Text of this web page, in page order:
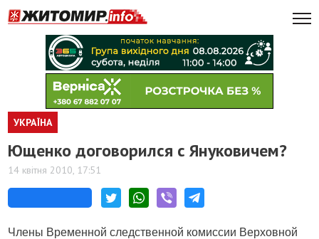
УКРАЇНА
Ющенко договорился с Януковичем?
14 квітня 2010, 17:51
Члены Временной следственной комиссии Верховной